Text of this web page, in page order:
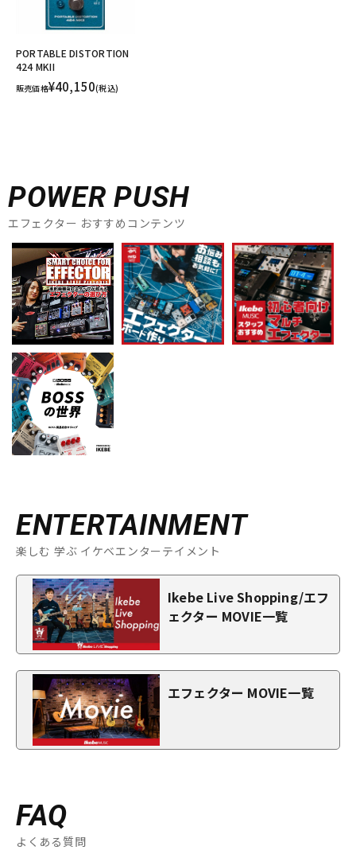
PORTABLE DISTORTION
424 MKII
販売価格¥40,150(税込)
POWER PUSH
エフェクター おすすめコンテンツ
ENTERTAINMENT
楽しむ 学ぶ イケベエンターテイメント
Ikebe Live Shopping/エフ
ェクター MOVIE一覧
エフェクター MOVIE一覧
FAQ
よくある質問